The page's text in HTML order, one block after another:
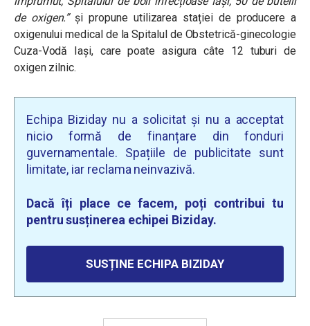
de oxigen.”și propune utilizarea stației de producere a
oxigenului medical de la Spitalul de Obstetrică-ginecologie
Cuza-Vodă Iași, care poate asigura câte 12 tuburi de
oxigen zilnic.
Echipa Biziday nu a solicitat și nu a acceptat
nicio formă de finanțare din fonduri
guvernamentale. Spațiile de publicitate sunt
limitate, iar reclama neinvazivă.
Dacă îți place ce facem, poți contribui tu
pentru susținerea echipei Biziday.
SUSȚINE ECHIPA BIZIDAY